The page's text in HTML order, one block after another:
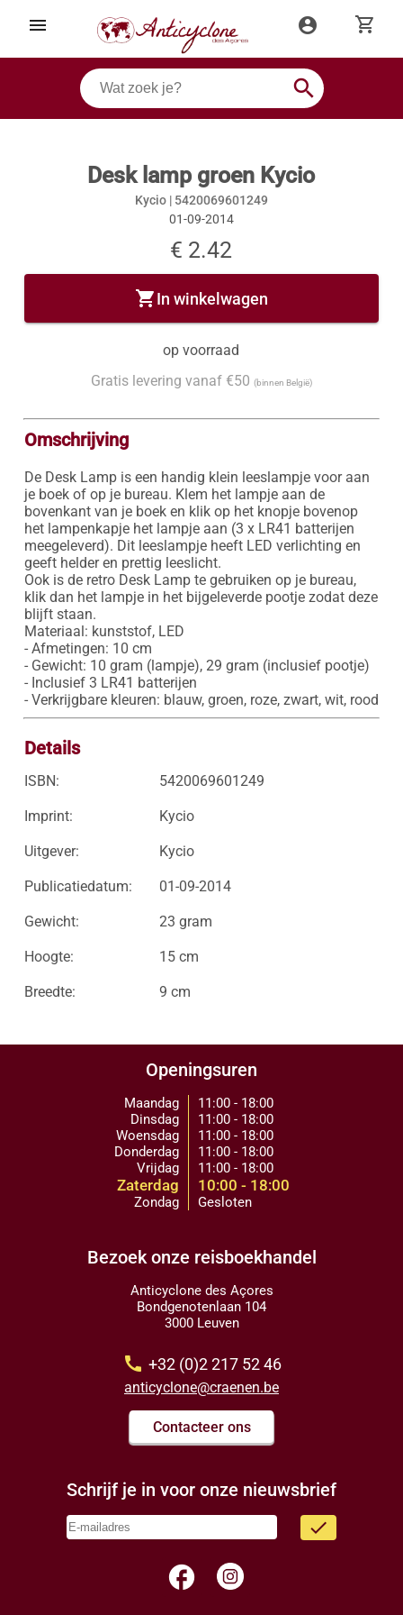
menu account_circle shopping_cart
search
Desk lamp groen Kycio
Kycio | 5420069601249
01-09-2014
€ 2.42
shopping_cartIn winkelwagen
op voorraad
Gratis levering vanaf €50 (binnen België)
Omschrijving
De Desk Lamp is een handig klein leeslampje voor aan
je boek of op je bureau. Klem het lampje aan de
bovenkant van je boek en klik op het knopje bovenop
het lampenkapje het lampje aan (3 x LR41 batterijen
meegeleverd). Dit leeslampje heeft LED verlichting en
geeft helder en prettig leeslicht.
Ook is de retro Desk Lamp te gebruiken op je bureau,
klik dan het lampje in het bijgeleverde pootje zodat deze
blijft staan.
Materiaal: kunststof, LED
- Afmetingen: 10 cm
- Gewicht: 10 gram (lampje), 29 gram (inclusief pootje)
- Inclusief 3 LR41 batterijen
- Verkrijgbare kleuren: blauw, groen, roze, zwart, wit, rood
Details
ISBN: 5420069601249
Imprint: Kycio
Uitgever: Kycio
Publicatiedatum: 01-09-2014
Gewicht: 23 gram
Hoogte: 15 cm
Breedte: 9 cm
Openingsuren
Maandag
Dinsdag
Woensdag
Donderdag
Vrijdag
Zaterdag
Zondag
11:00 - 18:00
11:00 - 18:00
11:00 - 18:00
11:00 - 18:00
11:00 - 18:00
10:00 - 18:00
Gesloten
Bezoek onze reisboekhandel
Anticyclone des Açores
Bondgenotenlaan 104
3000 Leuven
call +32 (0)2 217 52 46
anticyclone@craenen.be
Contacteer ons
Schrijf je in voor onze nieuwsbrief
done
facebook